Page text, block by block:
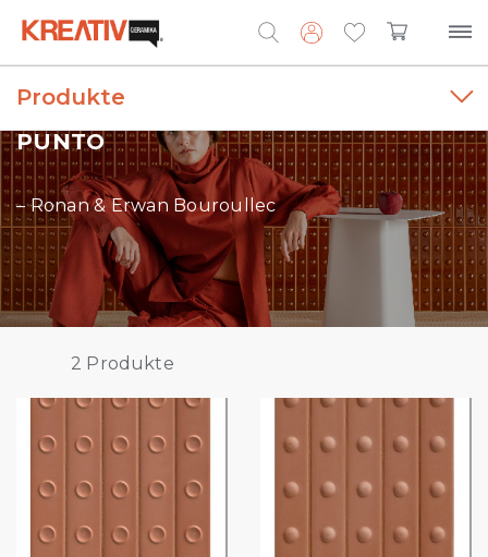
Search
for:
PUNTO
– Ronan & Erwan Bouroullec
Produkte
2 Produkte